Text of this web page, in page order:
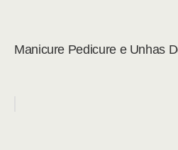
Manicure Pedicure e Unhas